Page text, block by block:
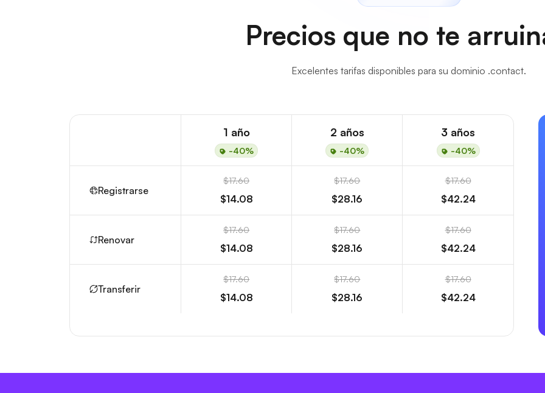
Precios que no te
Excelentes tarifas disponibles para su dominio .contact.
1 año
-40%
2 años
-40%
3 años
-40%
Registrarse
$17.60
$14.08
$17.60
$28.16
$17.60
$42.24
Renovar
$17.60
$14.08
$17.60
$28.16
$17.60
$42.24
Transferir
$17.60
$14.08
$17.60
$28.16
$17.60
$42.24